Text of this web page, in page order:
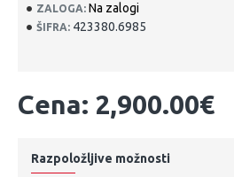
ZALOGA: Na zalogi
ŠIFRA: 423380.6985
Cena: 2,900.00€
Razpoložljive možnosti